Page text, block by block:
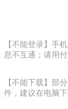
【不能登录】手
息不互通；请用
【不能下载】部
件，建议在电脑下